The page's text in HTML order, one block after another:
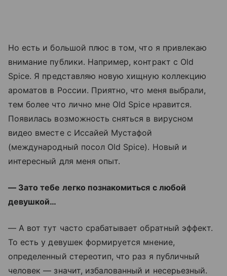
Но есть и большой плюс в том, что я привлекаю
внимание публики. Например, контракт с Old
Spice. Я представляю новую хищную коллекцию
ароматов в России. Приятно, что меня выбрали,
тем более что лично мне Old Spice нравится.
Появилась возможность сняться в вирусном
видео вместе с Иссайей Мустафой
(международный поcол Old Spice). Новый и
интересный для меня опыт.
— Зато тебе легко познакомиться с любой
девушкой…
— А вот тут часто срабатывает обратный эффект.
То есть у девушек формируется мнение,
определенный стереотип, что раз я публичный
человек — значит, избалованный и несерьезный.